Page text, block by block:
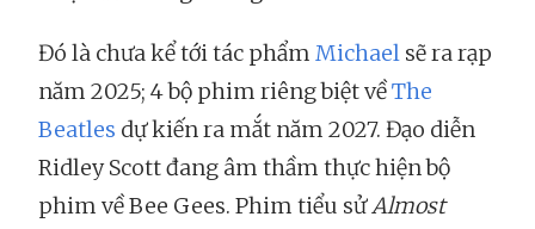
Đó là chưa kể tới tác phẩm Michael sẽ ra rạp
năm 2025; 4 bộ phim riêng biệt vềThe
Beatles dự kiến ra mắt năm 2027. Đạo diễn
Ridley Scott đang âm thầm thực hiện bộ
phim về Bee Gees. Phim tiểu sửAlmost